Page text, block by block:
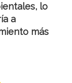
lo
a
más